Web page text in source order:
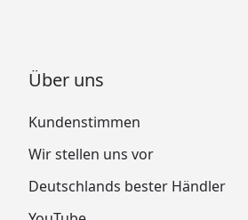
Über uns
Kundenstimmen
Wir stellen uns vor
Deutschlands bester Händler